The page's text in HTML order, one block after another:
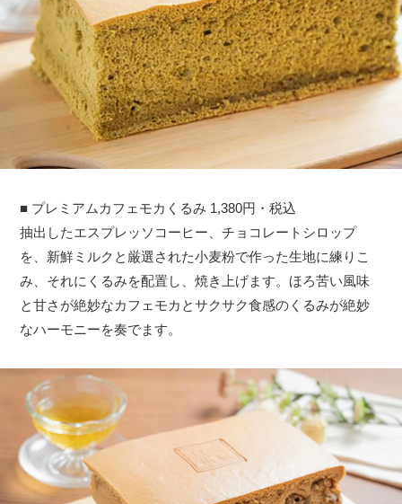
■ プレミアムカフェモカくるみ 1,380円・税込
抽出したエスプレッソコーヒー、チョコレートシロップ
を、新鮮ミルクと厳選された小麦粉で作った生地に練りこ
み、それにくるみを配置し、焼き上げます。ほろ苦い風味
と甘さが絶妙なカフェモカとサクサク食感のくるみが絶妙
なハーモニーを奏でます。